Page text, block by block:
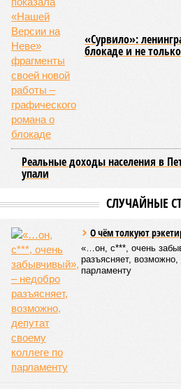
«Сурвило»:
блокаде и не только
Реальные доходы населения в
упали
СЛУЧАЙНЫЕ
О чём толкуют
«…он, с***, очень
разъясняет,
парламенту